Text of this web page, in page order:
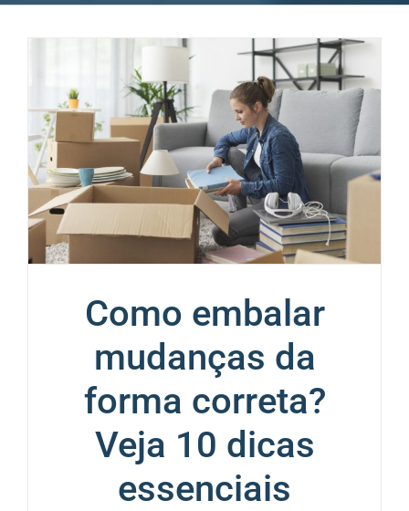
Como embalar
mudanças da
forma correta?
Veja 10 dicas
essenciais